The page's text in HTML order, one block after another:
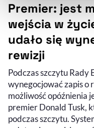
Premier: jest
wejścia w
udało się
rewizji
Podczas szczytu Rady
wynegocjować zapis o
możliwość opóźnienia
premier Donald Tusk,
podczas szczytu.